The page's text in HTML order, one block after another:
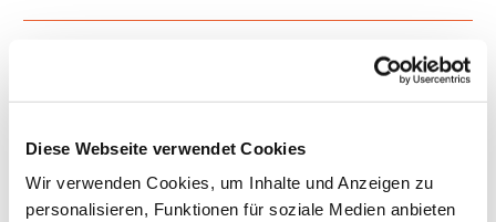
Diese Webseite verwendet Cookies
Wir verwenden Cookies, um Inhalte und Anzeigen zu
personalisieren, Funktionen für soziale Medien anbieten
88 100 112 124
RZS
RZR
RZKd
111